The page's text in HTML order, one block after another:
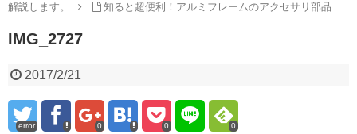
解説します。
知ると超便利！アルミフレームのアクセサリ部品
IMG_2727
2017/2/21
error 0 0 0